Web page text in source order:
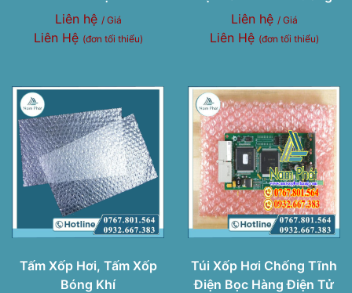
Liên hệ / Giá
Liên Hệ (đơn tối thiểu)
Liên hệ / Giá
Liên Hệ (đơn tối thiểu)
Tấm Xốp Hơi, Tấm Xốp
Bóng Khí
Túi Xốp Hơi Chống Tĩnh
Điện Bọc Hàng Điện Tử